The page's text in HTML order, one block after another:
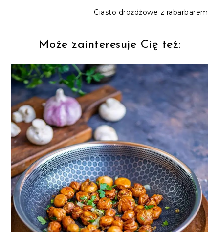
Ciasto drożdżowe z rabarbarem
Może zainteresuje Cię też: